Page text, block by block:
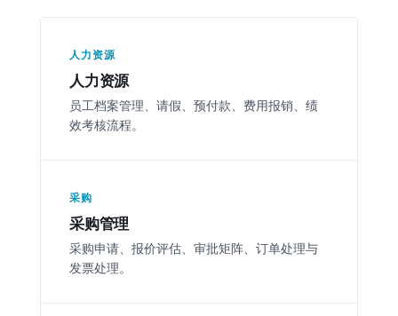
人力资源
人力资源
员工档案管理、请假、预付款、费用报销、绩
效考核流程。
采购
采购管理
采购申请、报价评估、审批矩阵、订单处理与
发票处理。